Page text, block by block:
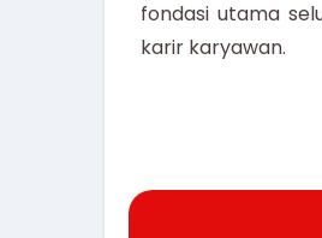
fondasi utama
karir karyawan.